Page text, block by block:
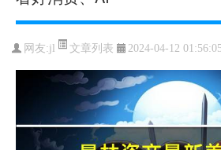
网友:jl 文章列表 2024-04-12